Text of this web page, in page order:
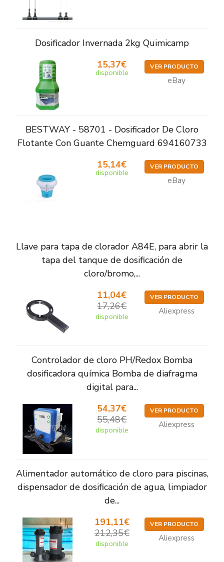
Dosificador Invernada 2kg Quimicamp
15,37€
disponible
VER PRODUCTO
eBay
BESTWAY - 58701 - Dosificador De Cloro
Flotante Con Guante Chemguard 694160733
15,14€
disponible
VER PRODUCTO
eBay
Llave para tapa de clorador A84E, para abrir la
tapa del tanque de dosificación de
cloro/bromo,...
11,04€
17,26€
disponible
VER PRODUCTO
Aliexpress
Controlador de cloro PH/Redox Bomba
dosificadora química Bomba de diafragma
digital para...
54,37€
55,48€
disponible
VER PRODUCTO
Aliexpress
Alimentador automático de cloro para piscinas,
dispensador de dosificación de agua, limpiador
de...
191,11€
212,35€
disponible
VER PRODUCTO
Aliexpress